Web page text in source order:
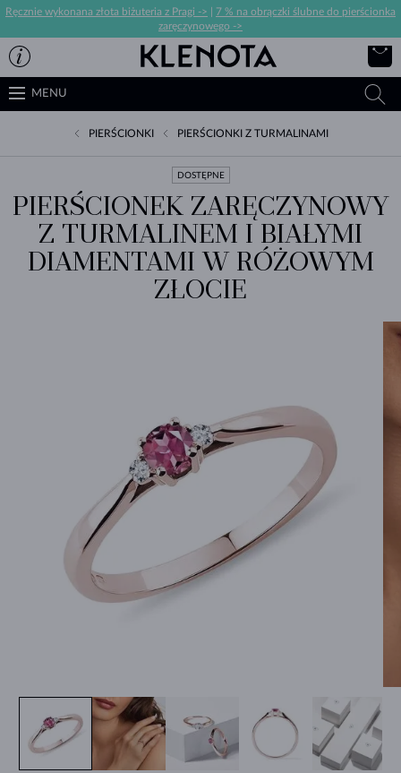
Ręcznie wykonana złota biżuteria z Pragi ->
7 % na obrączki ślubne do pierścionka
zaręczynowego ->
MENU
PIERŚCIONKI PIERŚCIONKI Z TURMALINAMI
DOSTĘPNE
PIERŚCIONEK ZARĘCZYNOWY
Z TURMALINEM I BIAŁYMI
DIAMENTAMI W RÓŻOWYM
ZŁOCIE